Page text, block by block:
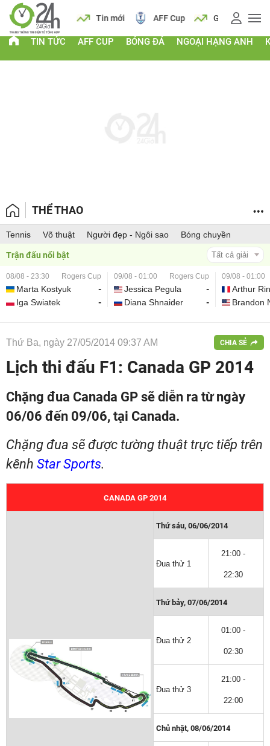
Lịch Tin mới AFF Cup Giá vàng
TIN TỨC AFF CUP BÓNG ĐÁ NGOẠI HẠNG ANH
THỂ THAO
Tennis Võ thuật Người đẹp - Ngôi sao Bóng chuyền
Trận đấu nổi bật Tất cả giải
08/08 - 23:30 Rogers Cup
Marta Kostyuk
-
Iga Swiatek
-
09/08 - 01:00 Rogers Cup
Jessica Pegula
-
Diana Shnaider
-
09/08 - 01:00
Arthur
Brandon
Thứ Ba, ngày 27/05/2014 09:37 AM CHIA SẺ
Lịch thi đấu F1: Canada GP 2014
Chặng đua Canada GP sẽ diễn ra từ ngày
06/06 đến 09/06, tại Canada.
Chặng đua sẽ được tường thuật trực tiếp trên
kênh Star Sports.
CANADA GP 2014
Thứ sáu, 06/06/2014
Đua thử 1
21:00-
22:30
Thứ bảy, 07/06/2014
Đua thử 2
01:00-
02:30
Đua thử 3
21:00-
22:00
Chủ nhật, 08/06/2014